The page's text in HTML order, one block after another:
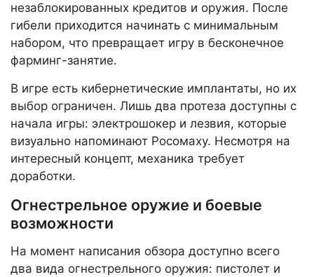
незаблокированных кредитов и оружия. После
гибели приходится начинать с минимальным
набором, что превращает игру в бесконечное
фарминг-занятие.
В игре есть кибернетические имплантаты, но их
выбор ограничен. Лишь два протеза доступны с
начала игры: электрошокер и лезвия, которые
визуально напоминают Росомаху. Несмотря на
интересный концепт, механика требует
доработки.
Огнестрельное оружие и боевые
возможности
На момент написания обзора доступно всего
два вида огнестрельного оружия: пистолет и